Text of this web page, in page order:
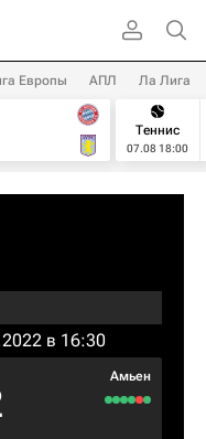
Европы АПЛ Ла Лига
Теннис
07.08 18:00
в 16:30
Амьен